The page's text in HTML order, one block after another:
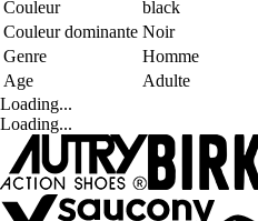
Couleur
black
Couleur dominante Noir
Genre
Homme
Age
Adulte
Loading...
Loading...